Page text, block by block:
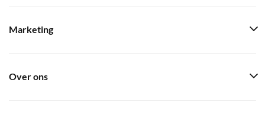
Marketing
Over ons